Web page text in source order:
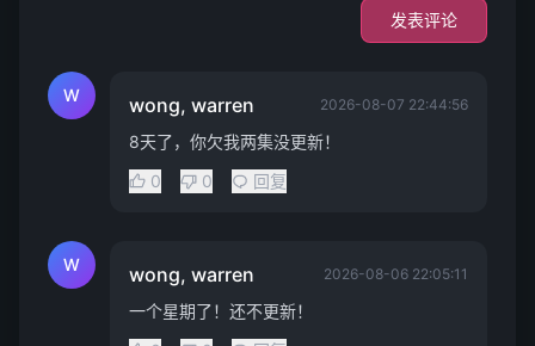
发表评论
W wong, warren 2026-08-07 22:44:56
8天了，你欠我两集没更新！
0
0 回复
W wong, warren 2026-08-06 22:05:11
一个星期了！还不更新！